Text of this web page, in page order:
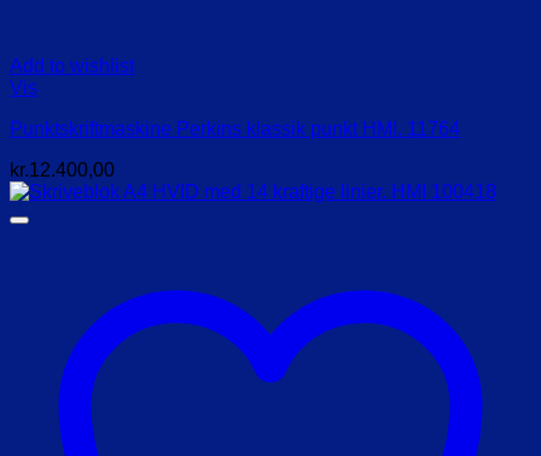
Add to wishlist
Vis
Punktskriftmaskine Perkins klassik punkt HMI. 11764
kr.12.400,00